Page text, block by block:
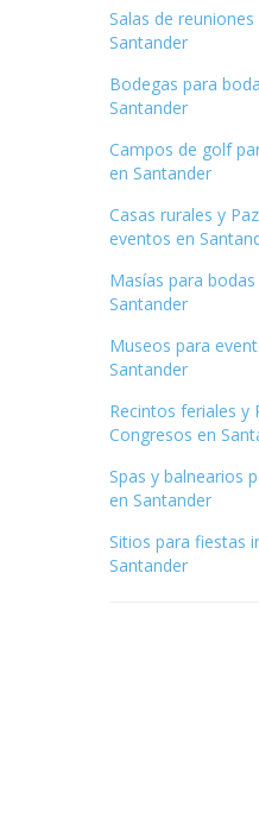
Salas de
Santander
Bodegas para
Santander
Campos de golf
en Santander
Casas rurales y
eventos en
Masías para
Santander
Museos para
Santander
Recintos feriales y
Congresos en
Spas y balnearios
en Santander
Sitios para fiestas
Santander